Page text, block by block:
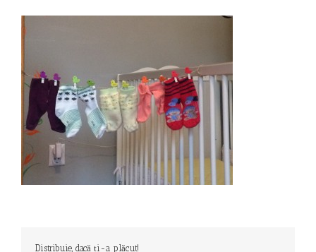
Distribuie, dacă ți-a plăcut!